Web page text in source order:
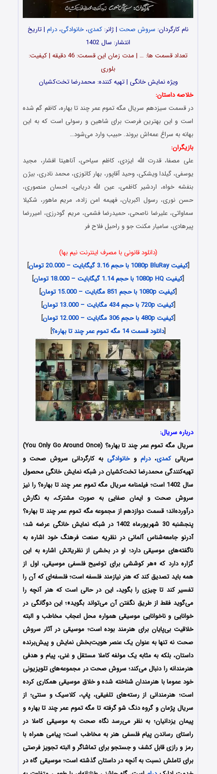
نام کارگردان: سروش صحت | ژانر: کمدی، خانوادگی، درام | تاریخ
انتشار: سال 1402
تعداد قسمت‌ ها: … | مدت زمان این قسمت: 46 دقیقه | کیفیت:
بلوری
ویژه نمایش خانگی | تهیه کننده: محمدرضا تخت‌کشیان
خلاصه داستان:
در قسمت سیزدهم سریال مگه تموم عمر چند تا بهاره، کاظم گم شده
است و این بهترین فرصت برای شاهین و رسولی است که به این
بهانه به سراغ عمه‌اش بروند. حبیب وارد می‌شود…
بازیگران:
علی مصفا، قدرت الله ایزدی، کاظم سیاحی، آناهیتا افشار، مجید
یوسفی، گیلدا ویشکی، وحید آقاپور، بهار کاتوزی، محمد نادری، بیژن
بنفشه خواه، اردشیر کاظمی، عین الله دریایی، احسان منصوری،
حسن نوری، رسول اکبریان، فهیمه امن زاده، مریم ماهور، شکیلا
سماواتی، علیرضا ناصحی، حمیدرضا فشمی، مریم گودرزی، امیررضا
پیرهادی، سامیار مکنت جو و راحیل فلاح فر
(دانلود قانونی با مصرف اینترنت نیم بها)
[کیفیت 1080p BluRay با حجم 3.16 گیگابایت – 20.000 تومان
]
[کیفیت 1080p HQ با حجم 1.14 گیگابایت – 18.000 تومان
]
[کیفیت 1080p با حجم 851 مگابایت – 15.000 تومان
]
[کیفیت 720p با حجم 434 مگابایت – 13.000 تومان
]
[کیفیت 480p با حجم 306 مگابایت – 12.000 تومان
]
[دانلود قسمت 14 مگه تموم عمر چند تا بهاره؟‌ ]
درباره سریال:
سریال مگه تموم عمر چند تا بهاره؟ (You Only Go Around Once)
سریالیکمدی،درام وخانوادگی به کارگردانی سروش صحت و
تهیه‌کنندگی محمدرضا تخت‌کشیان در شبکه نمایش خانگی محصول
سال 1402 است؛ فیلمنامه سریال مگه تموم عمر چند تا بهاره؟ را نیز
سروش صحت و ایمان صفایی به صورت مشترک، به نگارش
درآورده‌‌اند؛ قسمت دوازدهم از مجموعه مگه تموم عمر چند تا بهاره؟
پنجشنبه 30 شهریورماه 1402 در شبکه نمایش خانگی عرضه شد؛
آدرنو جامعه‌شناس آلمانی در نظریه صنعت فرهنگ خود اشاره به
ناگفته‌های موسیقی دارد؛ او در بخشی از نظریاتش اشاره به این
گزاره دارد که «هر کوششی برای توضیح فلسفی موسیقی، اول از
همه باید تصدیق کند که هنر نیازمند فلسفه است؛ فلسفه‌ای که آن را
تفسیر کند تا چیزی را بگوید، این در حالی است که هنر آنچه را
می‌گوید فقط از طریق نگفتن آن می‌تواند بگوید»؛ این دوگانگی در
خوانایی و ناخوانایی موسیقی همواره محل اعجاب مخاطب و البته
خلاقیت بی‌پایان برای هنرمند بوده است؛ موسیقی در آثار سروش
صحت نه تنها به عنوان یک عنصر هویت‌بخش نمایش و پیش‌برنده
داستان، بلکه به مثابه یک مولفه کاملا مستقل و غنی، پیام و هدفی
هنرمندانه را دنبال می‌کند؛ سروش صحت در مجموعه‌های تلویزیونی
خود عموما با هنرمندان شناخته شده و خلاق موسیقی همکاری کرده
است؛ هنرمندانی از رسته‌های تلفیقی، پاپ، کلاسیک و سنتی؛ از
سریال پژمان و گروه دنگ شو گرفته تا مگه تموم عمر چند تا بهاره و
پیمان یزدانیان؛ به نظر می‌رسد نگاه صحت به موسیقی کاملا در
راستای رساندن پیام فلسفی هنر به مخاطب است؛ پیامی همراه با
رمز و رازی قابل کشف و جستجو برای تماشاگر و البته تجویز فرصتی
برای تاملش نسبت به آنچه در داستان گذشته است؛ موسیقی گاه در